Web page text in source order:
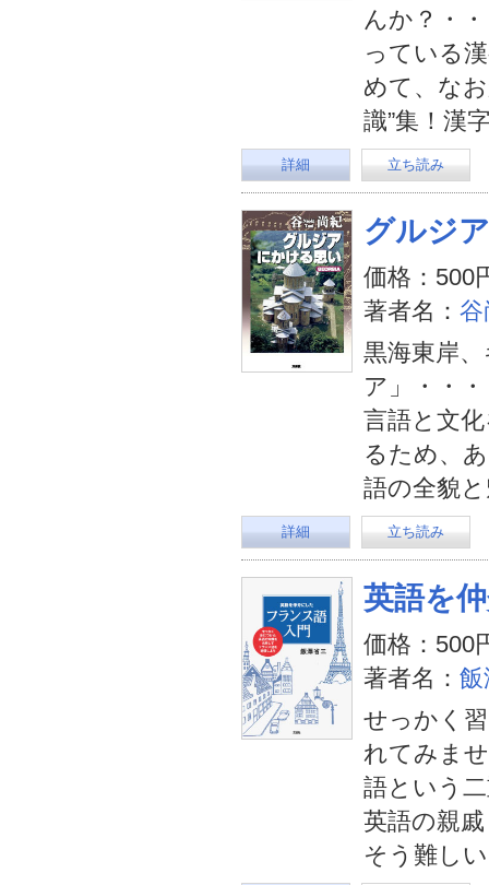
んか？・
っている
めて、な
識”集！漢
詳細 立ち読み
グルジ
価格：500
著者名： 谷
黒海東岸
ア」・・
言語と文
るため、
語の全貌
詳細 立ち読み
英語を
価格：500
著者名： 飯
せっかく
れてみま
語という
英語の親
そう難し